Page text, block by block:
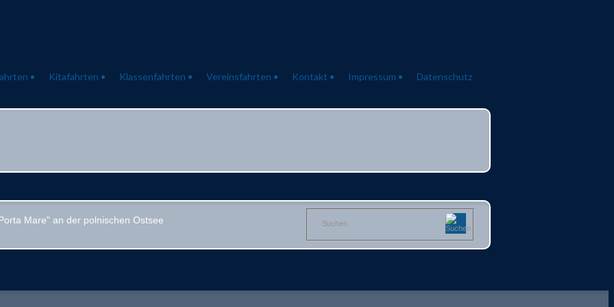
Kitafahrten Klassenfahrten Vereinsfahrten Kontakt Impressum Datenschutz
Mare" an der polnischen Ostsee